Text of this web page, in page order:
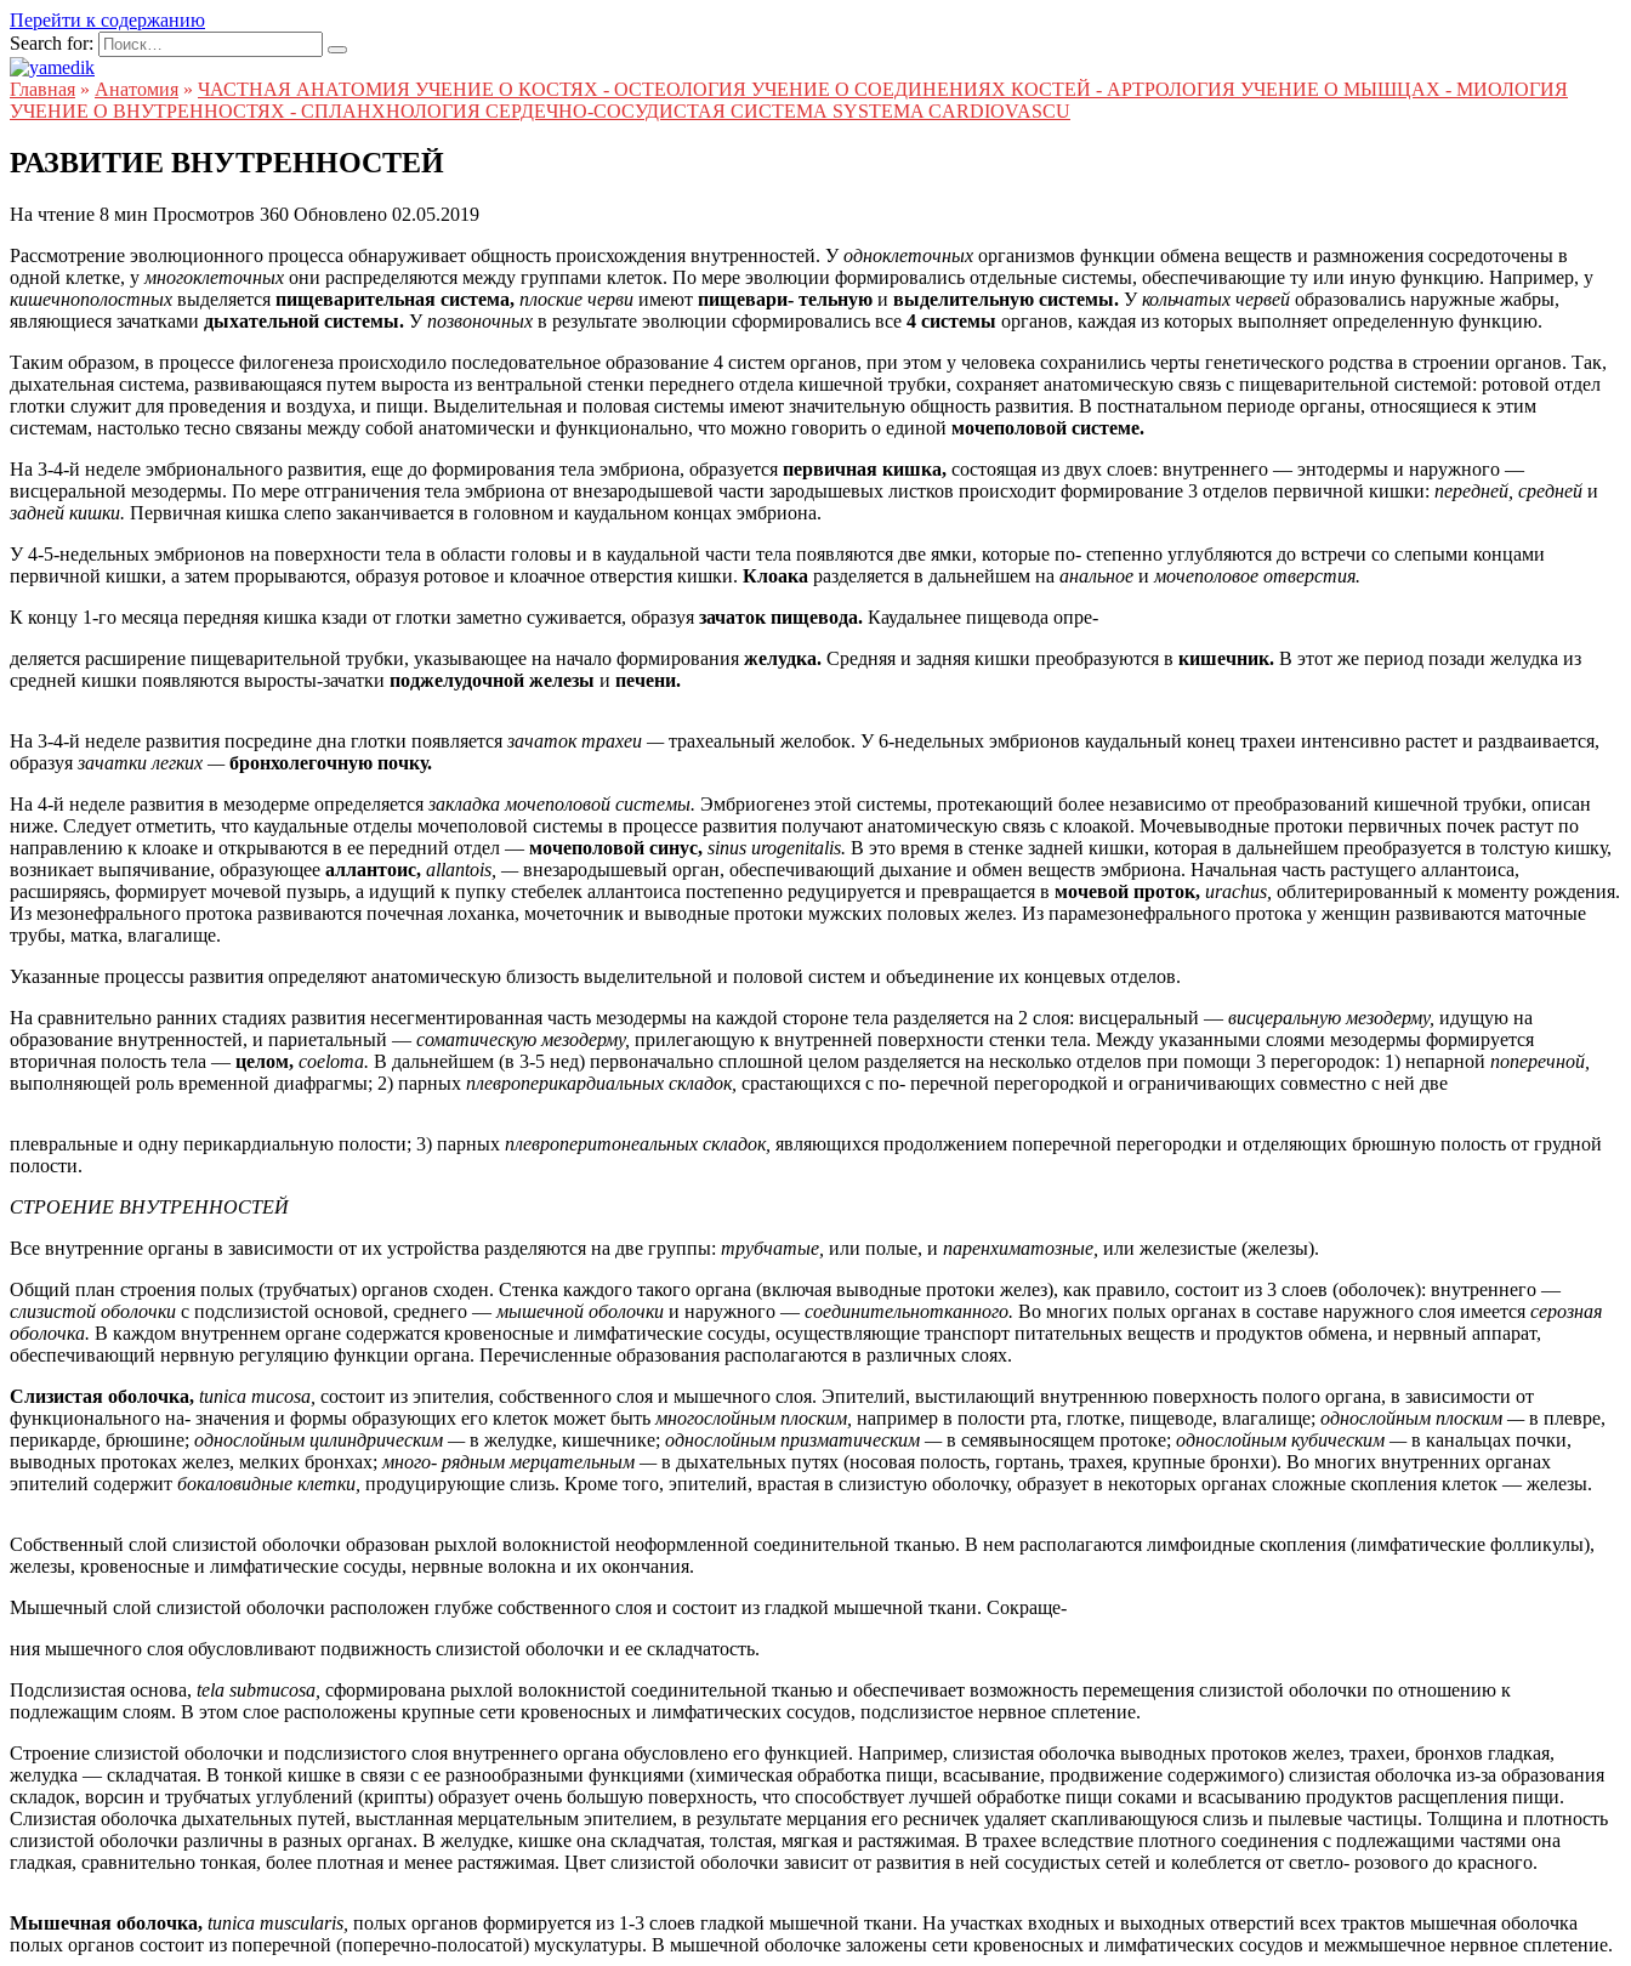
Перейти к содержанию
Search for:
Главная » Анатомия » ЧАСТНАЯ АНАТОМИЯ УЧЕНИЕ О КОСТЯХ - ОСТЕОЛОГИЯ УЧЕНИЕ О СОЕДИНЕНИЯХ КОСТЕЙ - АРТРОЛОГИЯ УЧЕНИЕ О МЫШЦАХ - МИОЛОГИЯ
УЧЕНИЕ О ВНУТРЕННОСТЯХ - СПЛАНХНОЛОГИЯ СЕРДЕЧНО-СОСУДИСТАЯ СИСТЕМА SYSTEMA CARDIOVASCU
РАЗВИТИЕ ВНУТРЕННОСТЕЙ
На чтение 8 мин Просмотров 360 Обновлено 02.05.2019
Рассмотрение эволюционного процесса обнаруживает общность происхождения внутренностей. Уодноклеточных организмов функции обмена веществ и размножения сосредоточены в
одной клетке, у многоклеточных они распределяются между группами клеток. По мере эволюции формировались отдельные системы, обеспечивающие ту или иную функцию. Например, у
кишечнополостных выделяется пищеварительная система, плоские черви имеют пищевари- тельную и выделительную системы. Укольчатых червей образовались наружные жабры,
являющиеся зачатками дыхательной системы. Упозвоночных в результате эволюции сформировались все 4 системы органов, каждая из которых выполняет определенную функцию.
Таким образом, в процессе филогенеза происходило последовательное образование 4 систем органов, при этом у человека сохранились черты генетического родства в строении органов. Так,
дыхательная система, развивающаяся путем выроста из вентральной стенки переднего отдела кишечной трубки, сохраняет анатомическую связь с пищеварительной системой: ротовой отдел
глотки служит для проведения и воздуха, и пищи. Выделительная и половая системы имеют значительную общность развития. В постнатальном периоде органы, относящиеся к этим
системам, настолько тесно связаны между собой анатомически и функционально, что можно говорить о единой мочеполовой системе.
На 3-4-й неделе эмбрионального развития, еще до формирования тела эмбриона, образуется первичная кишка, состоящая из двух слоев: внутреннего — энтодермы и наружного —
висцеральной мезодермы. По мере отграничения тела эмбриона от внезародышевой части зародышевых листков происходит формирование 3 отделов первичной кишки: передней, средней и
задней кишки. Первичная кишка слепо заканчивается в головном и каудальном концах эмбриона.
У 4-5-недельных эмбрионов на поверхности тела в области головы и в каудальной части тела появляются две ямки, которые по- степенно углубляются до встречи со слепыми концами
первичной кишки, а затем прорываются, образуя ротовое и клоачное отверстия кишки. Клоака разделяется в дальнейшем на анальное и мочеполовое отверстия.
К концу 1-го месяца передняя кишка кзади от глотки заметно суживается, образуя зачаток пищевода. Каудальнее пищевода опре-
деляется расширение пищеварительной трубки, указывающее на начало формирования желудка. Средняя и задняя кишки преобразуются в кишечник. В этот же период позади желудка из
средней кишки появляются выросты-зачатки поджелудочной железы и печени.
На 3-4-й неделе развития посредине дна глотки появляетсязачаток трахеи —трахеальный желобок. У 6-недельных эмбрионов каудальный конец трахеи интенсивно растет и раздваивается,
образуязачатки легких —бронхолегочную почку.
На 4-й неделе развития в мезодерме определяетсязакладка мочеполовой системы. Эмбриогенез этой системы, протекающий более независимо от преобразований кишечной трубки, описан
ниже. Следует отметить, что каудальные отделы мочеполовой системы в процессе развития получают анатомическую связь с клоакой. Мочевыводные протоки первичных почек растут по
направлению к клоаке и открываются в ее передний отдел — мочеполовой синус, sinus urogenitalis. В это время в стенке задней кишки, которая в дальнейшем преобразуется в толстую кишку,
возникает выпячивание, образующее аллантоис, allantois, —внезародышевый орган, обеспечивающий дыхание и обмен веществ эмбриона. Начальная часть растущего аллантоиса,
расширяясь, формирует мочевой пузырь, а идущий к пупку стебелек аллантоиса постепенно редуцируется и превращается в мочевой проток, urachus, облитерированный к моменту рождения.
Из мезонефрального протока развиваются почечная лоханка, мочеточник и выводные протоки мужских половых желез. Из парамезонефрального протока у женщин развиваются маточные
трубы, матка, влагалище.
Указанные процессы развития определяют анатомическую близость выделительной и половой систем и объединение их концевых отделов.
На сравнительно ранних стадиях развития несегментированная часть мезодермы на каждой стороне тела разделяется на 2 слоя: висцеральный — висцеральную мезодерму, идущую на
образование внутренностей, и париетальный — соматическую мезодерму, прилегающую к внутренней поверхности стенки тела. Между указанными слоями мезодермы формируется
вторичная полость тела — целoм, coeloma. В дальнейшем (в 3-5 нед) первоначально сплошной целом разделяется на несколько отделов при помощи 3 перегородок: 1) непарной поперечной,
выполняющей роль временной диафрагмы; 2) парных плевроперикардиальных складок, срастающихся с по- перечной перегородкой и ограничивающих совместно с ней две
плевральные и одну перикардиальную полости; 3) парных плевроперитонеальных складок, являющихся продолжением поперечной перегородки и отделяющих брюшную полость от грудной
полости.
СТРОЕНИЕ ВНУТРЕННОСТЕЙ
Все внутренние органы в зависимости от их устройства разделяются на две группы: трубчатые, или полые, и паренхиматозные, или железистые (железы).
Общий план строения полых (трубчатых) органов сходен. Стенка каждого такого органа (включая выводные протоки желез), как правило, состоит из 3 слоев (оболочек): внутреннего —
слизистой оболочки с подслизистой основой, среднего — мышечной оболочки и наружного — соединительнотканного. Во многих полых органах в составе наружного слоя имеется серозная
оболочка. В каждом внутреннем органе содержатся кровеносные и лимфатические сосуды, осуществляющие транспорт питательных веществ и продуктов обмена, и нервный аппарат,
обеспечивающий нервную регуляцию функции органа. Перечисленные образования располагаются в различных слоях.
Слизистая оболочка, tunica mucosa, состоит из эпителия, собственного слоя и мышечного слоя. Эпителий, выстилающий внутреннюю поверхность полого органа, в зависимости от
функционального на- значения и формы образующих его клеток может быть многослойным плоским, например в полости рта, глотке, пищеводе, влагалище; однослойным плоским —в плевре,
перикарде, брюшине; однослойным цилиндрическим —в желудке, кишечнике; однослойным призматическим —в семявыносящем протоке; однослойным кубическим —в канальцах почки,
выводных протоках желез, мелких бронхах; много- рядным мерцательным —в дыхательных путях (носовая полость, гортань, трахея, крупные бронхи). Во многих внутренних органах
эпителий содержит бокаловидные клетки, продуцирующие слизь. Кроме того, эпителий, врастая в слизистую оболочку, образует в некоторых органах сложные скопления клеток — железы.
Собственный слой слизистой оболочки образован рыхлой волокнистой неоформленной соединительной тканью. В нем располагаются лимфоидные скопления (лимфатические фолликулы),
железы, кровеносные и лимфатические сосуды, нервные волокна и их окончания.
Мышечный слой слизистой оболочки расположен глубже собственного слоя и состоит из гладкой мышечной ткани. Сокраще-
ния мышечного слоя обусловливают подвижность слизистой оболочки и ее складчатость.
Подслизистая основа, tela submucosa, сформирована рыхлой волокнистой соединительной тканью и обеспечивает возможность перемещения слизистой оболочки по отношению к
подлежащим слоям. В этом слое расположены крупные сети кровеносных и лимфатических сосудов, подслизистое нервное сплетение.
Строение слизистой оболочки и подслизистого слоя внутреннего органа обусловлено его функцией. Например, слизистая оболочка выводных протоков желез, трахеи, бронхов гладкая,
желудка — складчатая. В тонкой кишке в связи с ее разнообразными функциями (химическая обработка пищи, всасывание, продвижение содержимого) слизистая оболочка из-за образования
складок, ворсин и трубчатых углублений (крипты) образует очень большую поверхность, что способствует лучшей обработке пищи соками и всасыванию продуктов расщепления пищи.
Слизистая оболочка дыхательных путей, выстланная мерцательным эпителием, в результате мерцания его ресничек удаляет скапливающуюся слизь и пылевые частицы. Толщина и плотность
слизистой оболочки различны в разных органах. В желудке, кишке она складчатая, толстая, мягкая и растяжимая. В трахее вследствие плотного соединения с подлежащими частями она
гладкая, сравнительно тонкая, более плотная и менее растяжимая. Цвет слизистой оболочки зависит от развития в ней сосудистых сетей и колеблется от светло- розового до красного.
Мышечная оболочка, tunica muscularis, полых органов формируется из 1-3 слоев гладкой мышечной ткани. На участках входных и выходных отверстий всех трактов мышечная оболочка
полых органов состоит из поперечной (поперечно-полосатой) мускулатуры. В мышечной оболочке заложены сети кровеносных и лимфатических сосудов и межмышечное нервное сплетение.